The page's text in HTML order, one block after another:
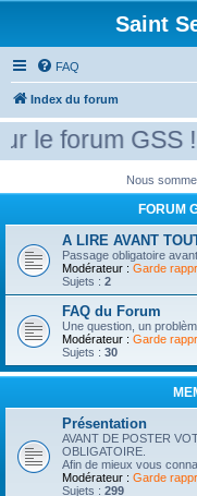
Saint
FAQ
Index du forum
forum GSS !
Nous
FORUM
A LIRE AVANT
Passage obligatoire
Modérateur : Garde
Sujets : 2
FAQ du Forum
Une question, un
Modérateur : Garde
Sujets : 30
Présentation
AVANT DE POSTER
OBLIGATOIRE.
Afin de mieux vous
Modérateur : Garde
Sujets : 299